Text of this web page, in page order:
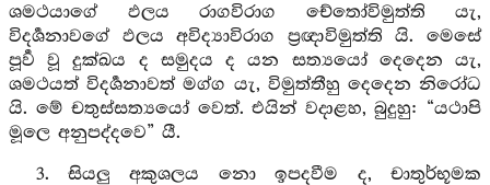
ශමථයාගේ ඵලය රාගවිරාග චේතෝවිමුත්ති යැ,
විදර්‍ශනාවගේ ඵලය අවිද්‍යාවිරාග ප්‍රඥාවිමුත්ති යි. මෙසේ
පූර්‍ව වූ දුක්ඛය ද සමුදය ද යන සත්‍යයෝ දෙදෙන යැ,
ශමථයත් විදර්‍ශනාවත් මග්ග යැ, විමුත්තීහු දෙදෙන නිරෝධ
යි. මේ චතුස්සත්‍යයෝ වෙත්. එයින් වදාළහ, බුදුහු: “යථාපි
මූලෙ අනුපද්දවෙ” යී.
3. සියලු අකුශලය නො ඉපදවීම ද, චාතුර්භූමක